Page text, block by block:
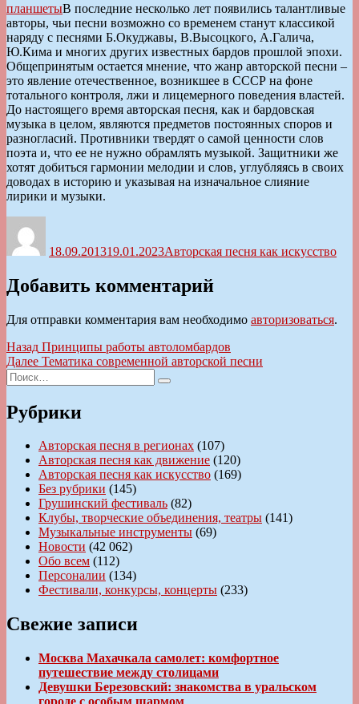
планшетыВ последние несколько лет появились талантливые
авторы, чьи песни возможно со временем станут классикой
наряду с песнями Б.Окуджавы, В.Высоцкого, А.Галича,
Ю.Кима и многих других известных бардов прошлой эпохи.
Общепринятым остается мнение, что жанр авторской песни –
это явление отечественное, возникшее в СССР на фоне
тотального контроля, лжи и лицемерного поведения властей.
До настоящего время авторская песня, как и бардовская
музыка в целом, являются предметов постоянных споров и
разногласий. Противники твердят о самой ценности слов
поэта и, что ее не нужно обрамлять музыкой. Защитники же
хотят добиться гармонии мелодии и слов, углубляясь в своих
доводах в историю и указывая на изначальное слияние
лирики и музыки.
18.09.201319.01.2023Авторская песня как искусство
Добавить комментарий
Для отправки комментария вам необходимо авторизоваться.
Навигация
по
записям
Назад Предыдущая
запись:
Принципы работы автоломбардов
Далее Следующая
Тематика современной авторской песни
Искать:
Поиск
Рубрики
Авторская песня в регионах (107)
Авторская песня как движение (120)
Авторская песня как искусство (169)
Без рубрики (145)
Грушинский фестиваль (82)
Клубы, творческие объединения, театры (141)
Музыкальные инструменты (69)
Новости (42 062)
Обо всем (112)
Персоналии (134)
Фестивали, конкурсы, концерты (233)
Свежие записи
Москва Махачкала самолет: комфортное
путешествие между столицами
Девушки Березовский: знакомства в уральском